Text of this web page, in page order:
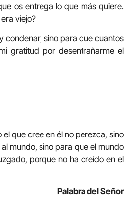
os entrega lo que más quiere.
viejo?
condenar, sino para que cuantos
gratitud por desentrañarme el
que cree en él no perezca, sino
mundo, sino para que el mundo
porque no ha creído en el
Palabra del Señor